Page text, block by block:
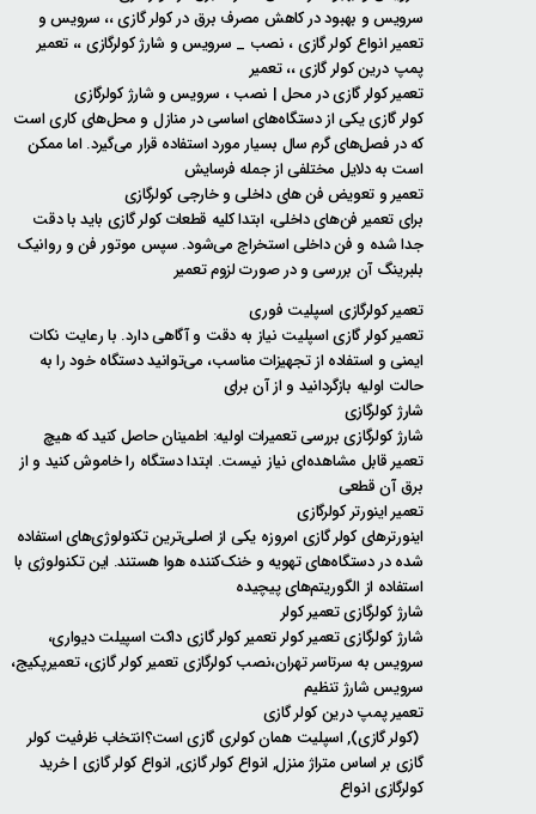
سرویس و بهبود در کاهش مصرف برق در کولر گازی ،، سرویس و
تعمیر انواع کولر گازی ، نصب _ سرویس و شارژ کولرگازی ،، تعمیر
پمپ درین کولر گازی ،، تعمیر
تعمیر کولر گازی در محل | نصب ، سرویس و شارژ کولرگازی
کولر گازی یکی از دستگاه‌های اساسی در منازل و محل‌های کاری است
که در فصل‌های گرم سال بسیار مورد استفاده قرار می‌گیرد. اما ممکن
است به دلایل مختلفی از جمله فرسایش
تعمیر و تعویض فن های داخلی و خارجی کولرگازی
برای تعمیر فن‌های داخلی، ابتدا کلیه قطعات کولر گازی باید با دقت
جدا شده و فن داخلی استخراج می‌شود. سپس موتور فن و روانیک
بلبرینگ آن بررسی و در صورت لزوم تعمیر
تعمیر کولرگازی اسپلیت فوری
تعمیر کولر گازی اسپلیت نیاز به دقت و آگاهی دارد. با رعایت نکات
ایمنی و استفاده از تجهیزات مناسب، می‌توانید دستگاه خود را به
حالت اولیه بازگردانید و از آن برای
شارژ کولرگازی
شارژ کولرگازی بررسی تعمیرات اولیه: اطمینان حاصل کنید که هیچ
تعمیر قابل مشاهده‌ای نیاز نیست. ابتدا دستگاه را خاموش کنید و از
برق آن قطعی
تعمیر اینورتر کولرگازی
اینورترهای کولر گازی امروزه یکی از اصلی‌ترین تکنولوژی‌های استفاده
شده در دستگاه‌های تهویه و خنک‌کننده هوا هستند. این تکنولوژی با
استفاده از الگوریتم‌های پیچیده
شارژ کولرگازی تعمیر کولر
شارژ کولرگازی تعمیر کولر تعمیر کولر گازی داکت اسپیلت دیواری،
سرویس به سرتاسر تهران،نصب کولرگازی تعمیر کولر گازی، تعمیرپکیج،
سرویس شارژ تنظیم
تعمیر پمپ درین کولر گازی
(کولر گازی), اسپلیت همان کولری گازی است؟انتخاب ظرفیت کولر
گازی بر اساس متراژ منزل, انواع کولر گازی, انواع کولر گازی | خرید
کولرگازی انواع